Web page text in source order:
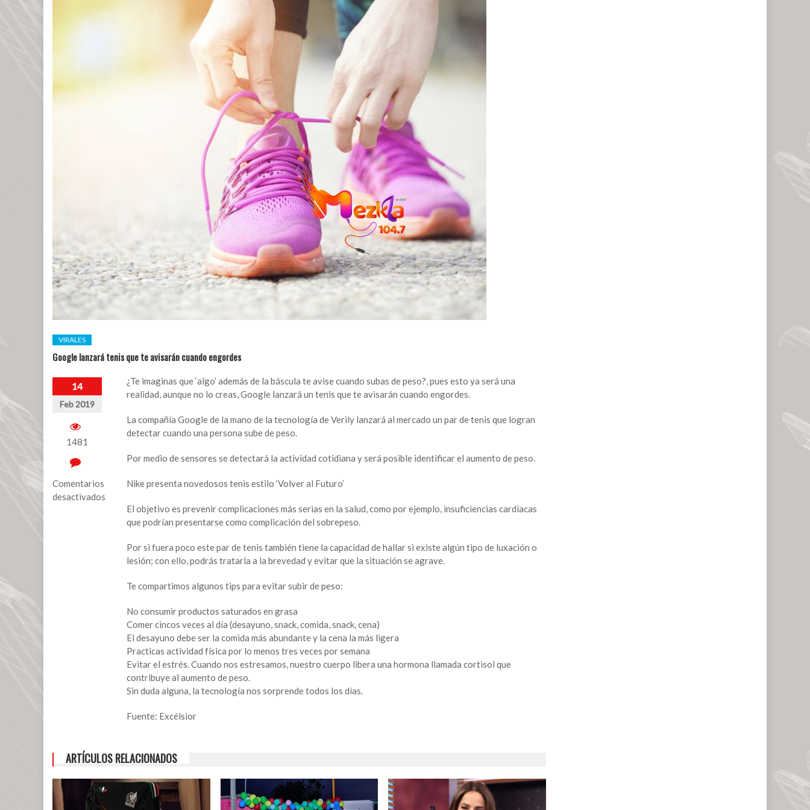
VIRALES
Google lanzará tenis que te avisarán cuando engordes
14
Feb 2019
1481
Comentarios
desactivados
¿Te imaginas que ‘algo’ además de la báscula te avise cuando subas de peso?, pues esto ya será una
realidad, aunque no lo creas, Google lanzará un tenis que te avisarán cuando engordes.
La compañía Google de la mano de la tecnología de Verily lanzará al mercado un par de tenis que logran
detectar cuando una persona sube de peso.
Por medio de sensores se detectará la actividad cotidiana y será posible identificar el aumento de peso.
Nike presenta novedosos tenis estilo ‘Volver al Futuro’
El objetivo es prevenir complicaciones más serias en la salud, como por ejemplo, insuficiencias cardíacas
que podrían presentarse como complicación del sobrepeso.
Por si fuera poco este par de tenis también tiene la capacidad de hallar si existe algún tipo de luxación o
lesión; con ello, podrás tratarla a la brevedad y evitar que la situación se agrave.
Te compartimos algunos tips para evitar subir de peso:
No consumir productos saturados en grasa
Comer cincos veces al día (desayuno, snack, comida, snack, cena)
El desayuno debe ser la comida más abundante y la cena la más ligera
Practicas actividad física por lo menos tres veces por semana
Evitar el estrés. Cuando nos estresamos, nuestro cuerpo libera una hormona llamada cortisol que
contribuye al aumento de peso.
Sin duda alguna, la tecnología nos sorprende todos los días.
Fuente: Excélsior
ARTÍCULOS RELACIONADOS